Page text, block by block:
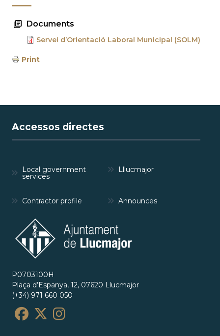
Documents
Servei d’Orientació Laboral Municipal (SOLM)
Print
Accessos directes
Local government
services
Lllucmajor
Contractor profile Announces
P0703100H
Plaça d’Espanya, 12, 07620 Llucmajor
(+34) 971 660 050